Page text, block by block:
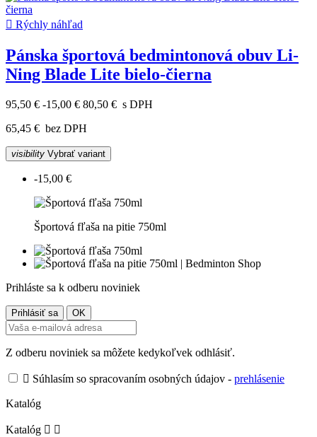
 Rýchly náhľad
Pánska športová bedmintonová obuv Li-
Ning Blade Lite bielo-čierna
95,50 € -15,00 € 80,50 € s DPH
65,45 € bez DPH
visibility Vybrať variant
-15,00 €
Športová fľaša na pitie 750ml
Prihláste sa k odberu noviniek
Z odberu noviniek sa môžete kedykoľvek odhlásiť.
 Súhlasím so spracovaním osobných údajov - prehlásenie
Katalóg
Katalóg  